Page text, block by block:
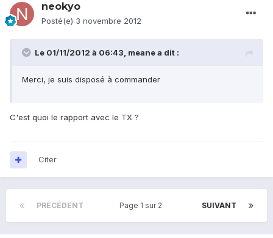
neokyo
Posté(e) 3 novembre 2012
Le 01/11/2012 à 06:43, meane a dit :
Merci, je suis disposé à commander
C'est quoi le rapport avec le TX ?
Citer
PRÉCÉDENT SUIVANT
Page 1 sur 2